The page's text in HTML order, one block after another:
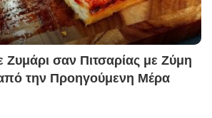
Ζυμάρι σαν Πιτσαρίας με Ζύμη
από την Προηγούμενη Μέρα